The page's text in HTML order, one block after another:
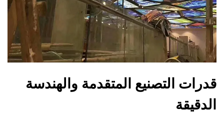
قدرات التصنيع المتقدمة والهندسة
الدقيقة